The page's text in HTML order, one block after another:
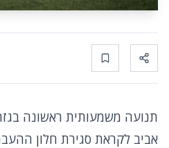
Share
Bookmark
תנועה משמעותית ראשונה
אביב לקראת סגירת חלון